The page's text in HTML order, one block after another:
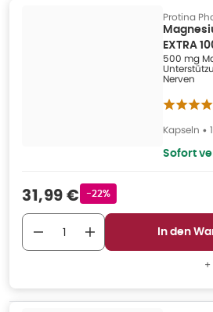
Protina
EXTRA
500 mg
Nerven
Kapseln •
Sofort
Verkaufspreis
31,99 € Rabattstempel
-22%
In den